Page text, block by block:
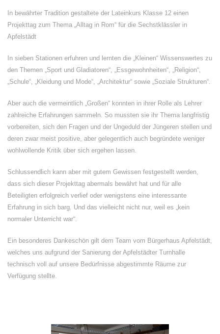
In bewährter Tradition gestaltete der Lateinkurs Klasse 12 einen
Projekttag zum Thema „Alltag in Rom“ für die Sechstklässler in
Apfelstädt
In sieben Stationen erfuhren und lernten die „Kleinen“ Wissenswertes zu
den Themen „Sport und Gladiatoren“, „Essgewohnheiten“, „Religion“,
„Schule“, „Kleidung und Mode“, „Architektur“ sowie „Soziale Strukturen“.
Aber auch die vermeintlich „Großen“ konnten in ihrer Rolle als Lehrer
zahlreiche Erfahrungen sammeln. So mussten sie ihr Thema langfristig
vorbereiten, sich den Fragen und der Ungeduld der Jüngeren stellen und
deren zwar meist positive, aber gelegentlich auch begründete weniger
wohlwollende Kritik über sich ergehen lassen.
Schlussendlich kann aber mit gutem Gewissen festgestellt werden,
dass sich dieser Projekttag abermals bewährt hat und für alle
Beteiligten erfolgreich verlief oder wenigstens eine interessante
Erfahrung in sich barg. Und das vielleicht nicht nur, weil es „kein
normaler Unterricht war“.
Ein besonderes Dankeschön gilt dem Team vom Bürgerhaus Apfelstädt,
welches uns aufgrund der Sanierung der Apfelstädter Turnhalle
technisch voll auf unsere Bedürfnisse abgestimmte Räume zur
Verfügung stellte.